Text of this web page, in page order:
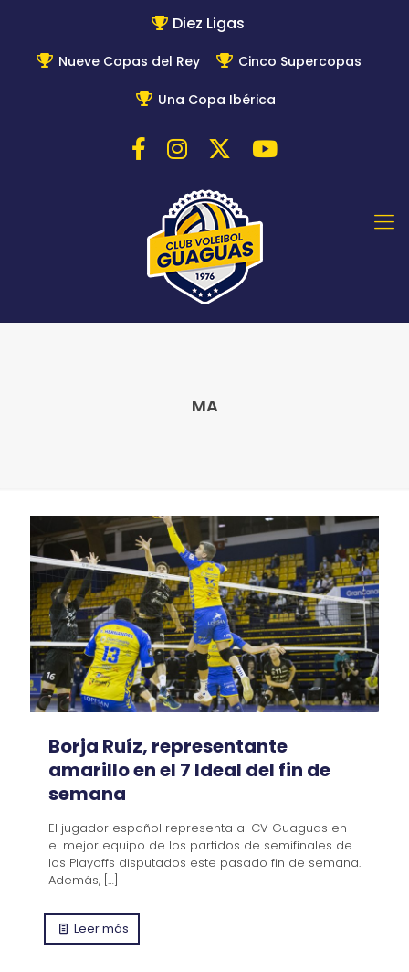
Diez Ligas
Nueve Copas del Rey Cinco Supercopas
Una Copa Ibérica
MA
Borja Ruíz, representante
amarillo en el 7 Ideal del fin de
semana
El jugador español representa al CV Guaguas en
el mejor equipo de los partidos de semifinales de
los Playoffs disputados este pasado fin de semana.
Además, […]
Leer más